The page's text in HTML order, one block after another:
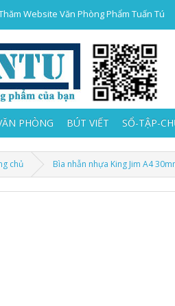
Website Văn Phòng Phẩm Tuấn Tú
PHÒNG BÚT VIẾT SỔ-TẬP-
chủ Bìa nhẫn nhựa King Jim A4